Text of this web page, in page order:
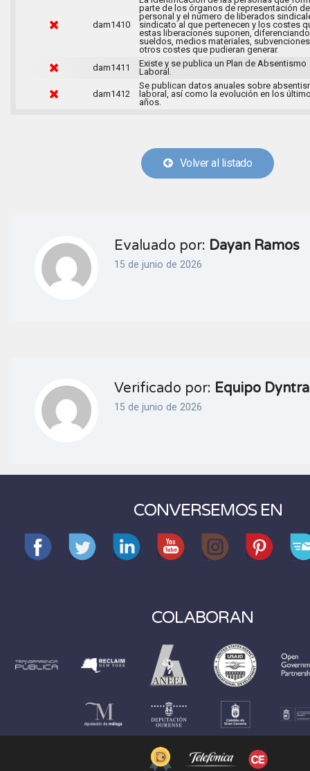
dam1410
parte de los órganos de representación
personal y el número de liberados
sindicato al que pertenecen y los costes
estas liberaciones suponen, diferenciando
sueldos, medios materiales,
otros costes que pudieran generar.
dam1411
Existe y se publica un Plan de Absentismo
Laboral.
dam1412
Se publican datos anuales sobre
laboral, así como la evolución en los
años.
Volver al listado
Evaluado por: Dayan Ramos
15 de junio de 2026
Verificado por: Equipo Dyntra
15 de junio de 2026
CONVERSEMOS EN
COLABORAN